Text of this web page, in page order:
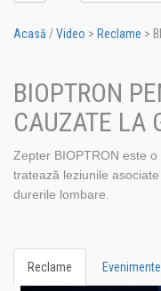
Acasă /Video > Reclame >
BIOPTRON
CAUZATE LA
Zepter BIOPTRON este
tratează leziunile
durerile lombare.
Reclame Evenimente